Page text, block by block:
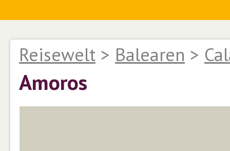
Reisewelt > Balearen >
Amoros